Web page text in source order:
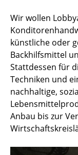
Wir wollen
künstliche oder
Backhilfsmittel
Stattdessen für
Techniken und
nachhaltige,
Anbau bis zur